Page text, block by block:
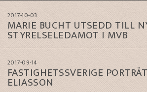
2017-10-03
MARIE BUCHT UTSEDD TILL
STYRELSELEDAMOT I MVB
2017-09-14
FASTIGHETSSVERIGE
ELIASSON